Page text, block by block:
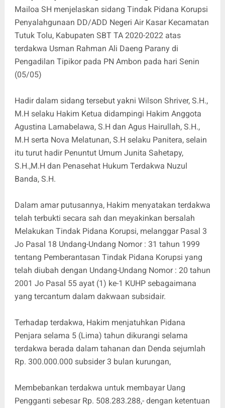
Mailoa SH menjelaskan sidang Tindak Pidana Korupsi
Penyalahgunaan DD/ADD Negeri Air Kasar Kecamatan
Tutuk Tolu, Kabupaten SBT TA 2020-2022 atas
terdakwa Usman Rahman Ali Daeng Parany di
Pengadilan Tipikor pada PN Ambon pada hari Senin
(05/05)
Hadir dalam sidang tersebut yakni Wilson Shriver, S.H.,
M.H selaku Hakim Ketua didampingi Hakim Anggota
Agustina Lamabelawa, S.H dan Agus Hairullah, S.H.,
M.H serta Nova Melatunan, S.H selaku Panitera, selain
itu turut hadir Penuntut Umum Junita Sahetapy,
S.H.,M.H dan Penasehat Hukum Terdakwa Nuzul
Banda, S.H.
Dalam amar putusannya, Hakim menyatakan terdakwa
telah terbukti secara sah dan meyakinkan bersalah
Melakukan Tindak Pidana Korupsi, melanggar Pasal 3
Jo Pasal 18 Undang-Undang Nomor : 31 tahun 1999
tentang Pemberantasan Tindak Pidana Korupsi yang
telah diubah dengan Undang-Undang Nomor : 20 tahun
2001 Jo Pasal 55 ayat (1) ke-1 KUHP sebagaimana
yang tercantum dalam dakwaan subsidair.
Terhadap terdakwa, Hakim menjatuhkan Pidana
Penjara selama 5 (Lima) tahun dikurangi selama
terdakwa berada dalam tahanan dan Denda sejumlah
Rp. 300.000.000 subsider 3 bulan kurungan,
Membebankan terdakwa untuk membayar Uang
Pengganti sebesar Rp. 508.283.288,- dengan ketentuan